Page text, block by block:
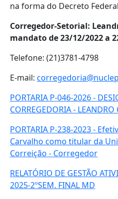
na forma do Decreto
Corregedor-Setorial:
mandato de 23/12/2022 a
Telefone: (21)3781-4798
E-mail:
PORTARIA P-046-2026 -
CORREGEDORIA - LEANDRO
PORTARIA P-238-2023 -
Carvalho como titular da
Correição - Corregedor
RELATÓRIO DE GESTÃO
2025-2ºSEM. FINAL MD